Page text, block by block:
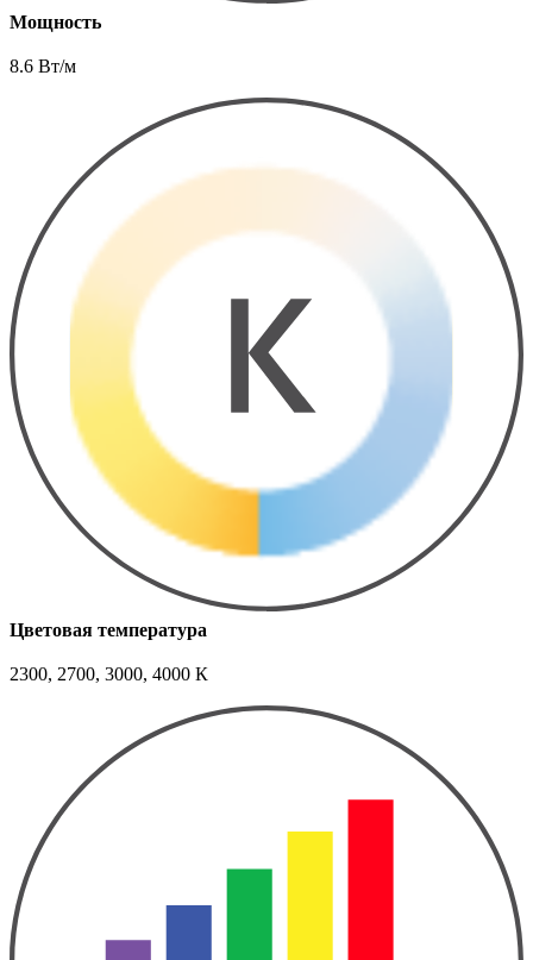
Мощность
8.6 Вт/м
Цветовая температура
2300, 2700, 3000, 4000 К